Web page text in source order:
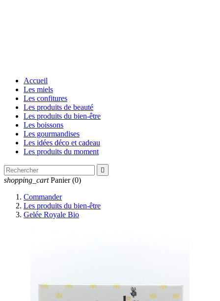
Accueil
Les miels
Les confitures
Les produits de beauté
Les produits du bien-être
Les boissons
Les gourmandises
Les idées déco et cadeau
Les produits du moment

shopping_cart Panier (0)
Commander
Les produits du bien-être
Gelée Royale Bio